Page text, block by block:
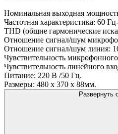
Номинальная выходная
Частотная характеристика: 60
THD (общие гармонические
Отношение сигнал/шум
Отношение сигнал/шум линия:
Чувствительность
Чувствительность линейного
Питание: 220 В /50 Гц.
Размеры: 480 х 370 х 88мм.
Развернуть